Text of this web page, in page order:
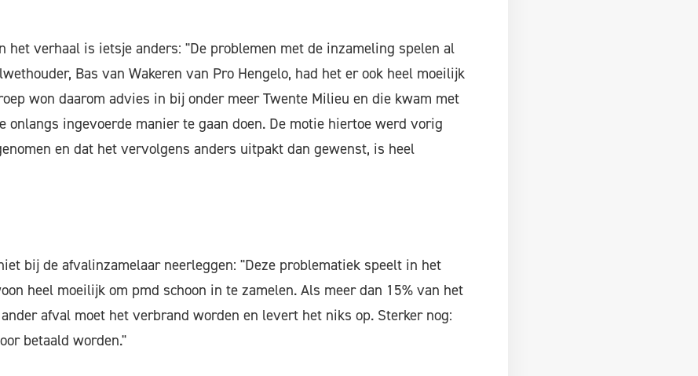
het verhaal is ietsje anders: "De problemen met de inzameling spelen al
Bas van Wakeren van Pro Hengelo, had het er ook heel moeilijk
won daarom advies in bij onder meer Twente Milieu en die kwam met
onlangs ingevoerde manier te gaan doen. De motie hiertoe werd vorig
en dat het vervolgens anders uitpakt dan gewenst, is heel
bij de afvalinzamelaar neerleggen: "Deze problematiek speelt in het
heel moeilijk om pmd schoon in te zamelen. Als meer dan 15% van het
afval moet het verbrand worden en levert het niks op. Sterker nog:
betaald worden."